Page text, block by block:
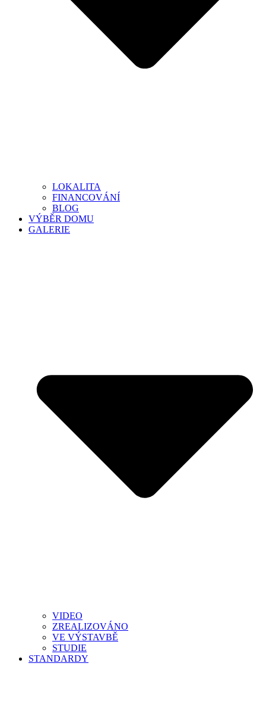
LOKALITA
FINANCOVÁNÍ
BLOG
VÝBĚR DOMU
GALERIE
VIDEO
ZREALIZOVÁNO
VE VÝSTAVBĚ
STUDIE
STANDARDY